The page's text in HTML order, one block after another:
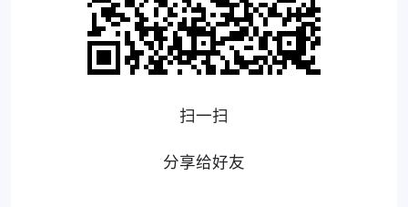
扫一扫
分享给好友